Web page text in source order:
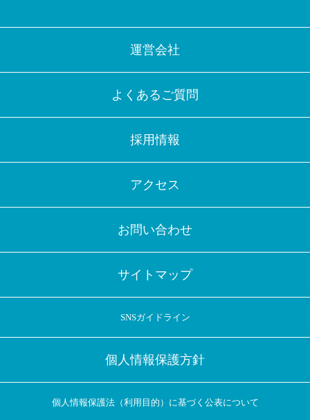
運営会社
よくあるご質問
採用情報
アクセス
お問い合わせ
サイトマップ
SNSガイドライン
個人情報保護方針
個人情報保護法（利用目的）に基づく公表について